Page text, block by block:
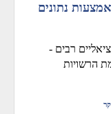
נתונים
רבים -
הרשויות